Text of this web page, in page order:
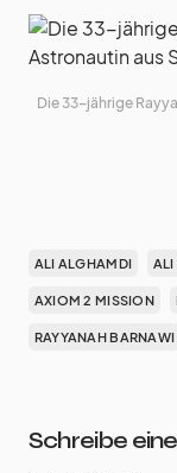
Die 33-jährige
ALI ALGHAMDI ALI
AXIOM 2 MISSION
RAYYANAH BARNAWI
Schreibe